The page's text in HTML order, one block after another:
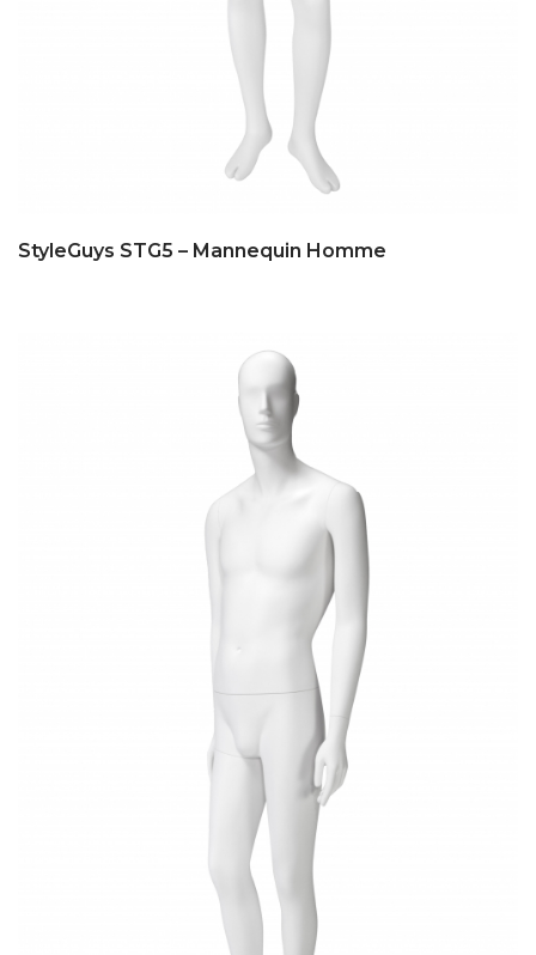
StyleGuys STG5 – Mannequin Homme